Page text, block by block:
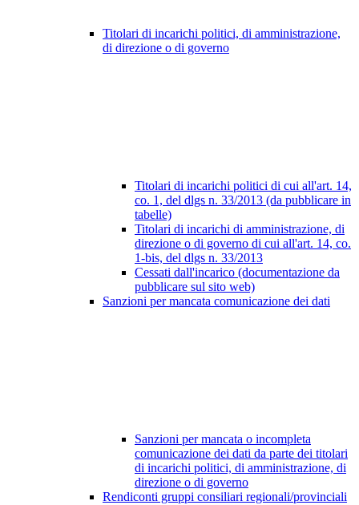
Titolari di incarichi politici, di amministrazione,
di direzione o di governo
Titolari di incarichi politici di cui all'art. 14,
co. 1, del dlgs n. 33/2013 (da pubblicare in
tabelle)
Titolari di incarichi di amministrazione, di
direzione o di governo di cui all'art. 14, co.
1-bis, del dlgs n. 33/2013
Cessati dall'incarico (documentazione da
pubblicare sul sito web)
Sanzioni per mancata comunicazione dei dati
Sanzioni per mancata o incompleta
comunicazione dei dati da parte dei titolari
di incarichi politici, di amministrazione, di
direzione o di governo
Rendiconti gruppi consiliari regionali/provinciali